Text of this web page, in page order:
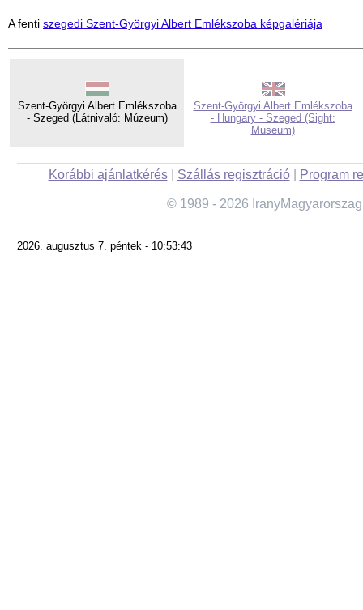
A fenti szegedi Szent-Györgyi Albert Emlékszoba képgalériája
Szent-Györgyi Albert Emlékszoba
- Szeged (Látnivaló: Múzeum)
Szent-Györgyi Albert Emlékszoba
- Hungary - Szeged (Sight:
Museum)
Korábbi ajánlatkérés| Szállás regisztráció| Program
© 1989 - 2026
2026. augusztus 7. péntek - 10:53:43